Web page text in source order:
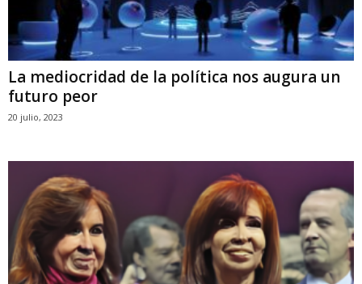
La mediocridad de la política nos augura un
futuro peor
20 julio, 2023